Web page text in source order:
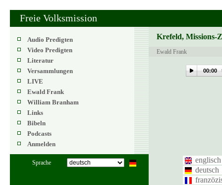
Freie Volksmission
Audio Predigten
Video Predigten
Literatur
Versammlungen
LIVE
Ewald Frank
William Branham
Links
Bibeln
Podcasts
Anmelden
Sprache
Krefeld, Missions-
Ewald Frank
00:00
englisch
deutsch